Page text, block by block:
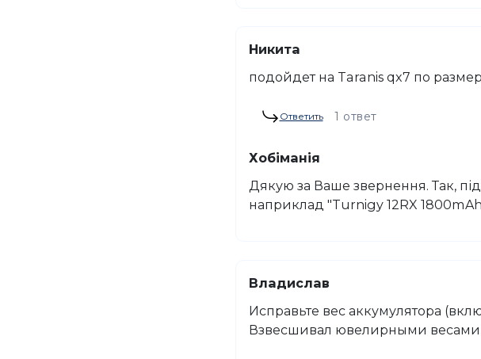
Никита
подойдет на Taranis qx7 по
Ответить 1 ответ
Хобіманія
Дякую за Ваше звернення. Так,
наприклад "Turnigy 12RX
Владислав
Исправьте вес аккумулятора
Взвесшивал ювелирными весами